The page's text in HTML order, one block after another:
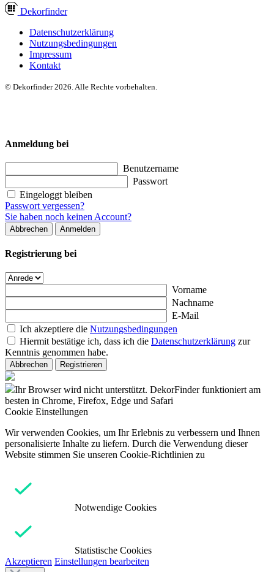
Dekorfinder
Datenschutzerklärung
Nutzungsbedingungen
Impressum
Kontakt
© Dekorfinder 2026. Alle Rechte vorbehalten.
Anmeldung bei
Benutzername
Passwort
Eingeloggt bleiben
Passwort vergessen?
Sie haben noch keinen Account?
Abbrechen Anmelden
Registrierung bei
Vorname
Nachname
E-Mail
Ich akzeptiere die Nutzungsbedingungen
Hiermit bestätige ich, dass ich die Datenschutzerklärung zur
Kenntnis genommen habe.
Abbrechen Registrieren
Ihr Browser wird nicht unterstützt. DekorFinder funktioniert am
besten in Chrome, Firefox, Edge und Safari
Cookie Einstellungen
Wir verwenden Cookies, um Ihr Erlebnis zu verbessern und Ihnen
personalisierte Inhalte zu liefern. Durch die Verwendung dieser
Website stimmen Sie unseren Cookie-Richtlinien zu
Notwendige Cookies
Statistische Cookies
Akzeptieren Einstellungen bearbeiten